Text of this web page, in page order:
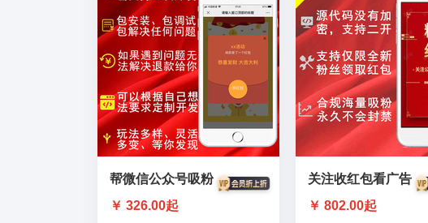
帮微信公众号吸粉
￥ 326.00起
关注收红包看广告
￥ 802.00起